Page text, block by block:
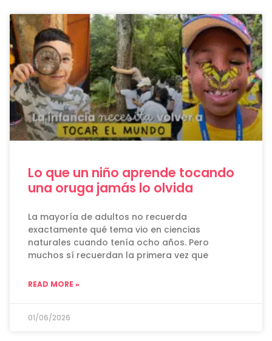
Lo que un niño aprende tocando
una oruga jamás lo olvida
La mayoría de adultos no recuerda
exactamente qué tema vio en ciencias
naturales cuando tenía ocho años. Pero
muchos sí recuerdan la primera vez que
READ MORE »
01/06/2026